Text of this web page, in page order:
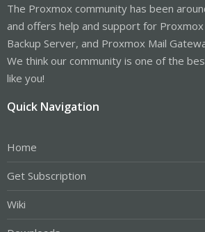
The Proxmox community has been
and offers help and support for Proxmox
Backup Server, and Proxmox Mail
We think our community is one of the
like you!
Quick Navigation
Home
Get Subscription
Wiki